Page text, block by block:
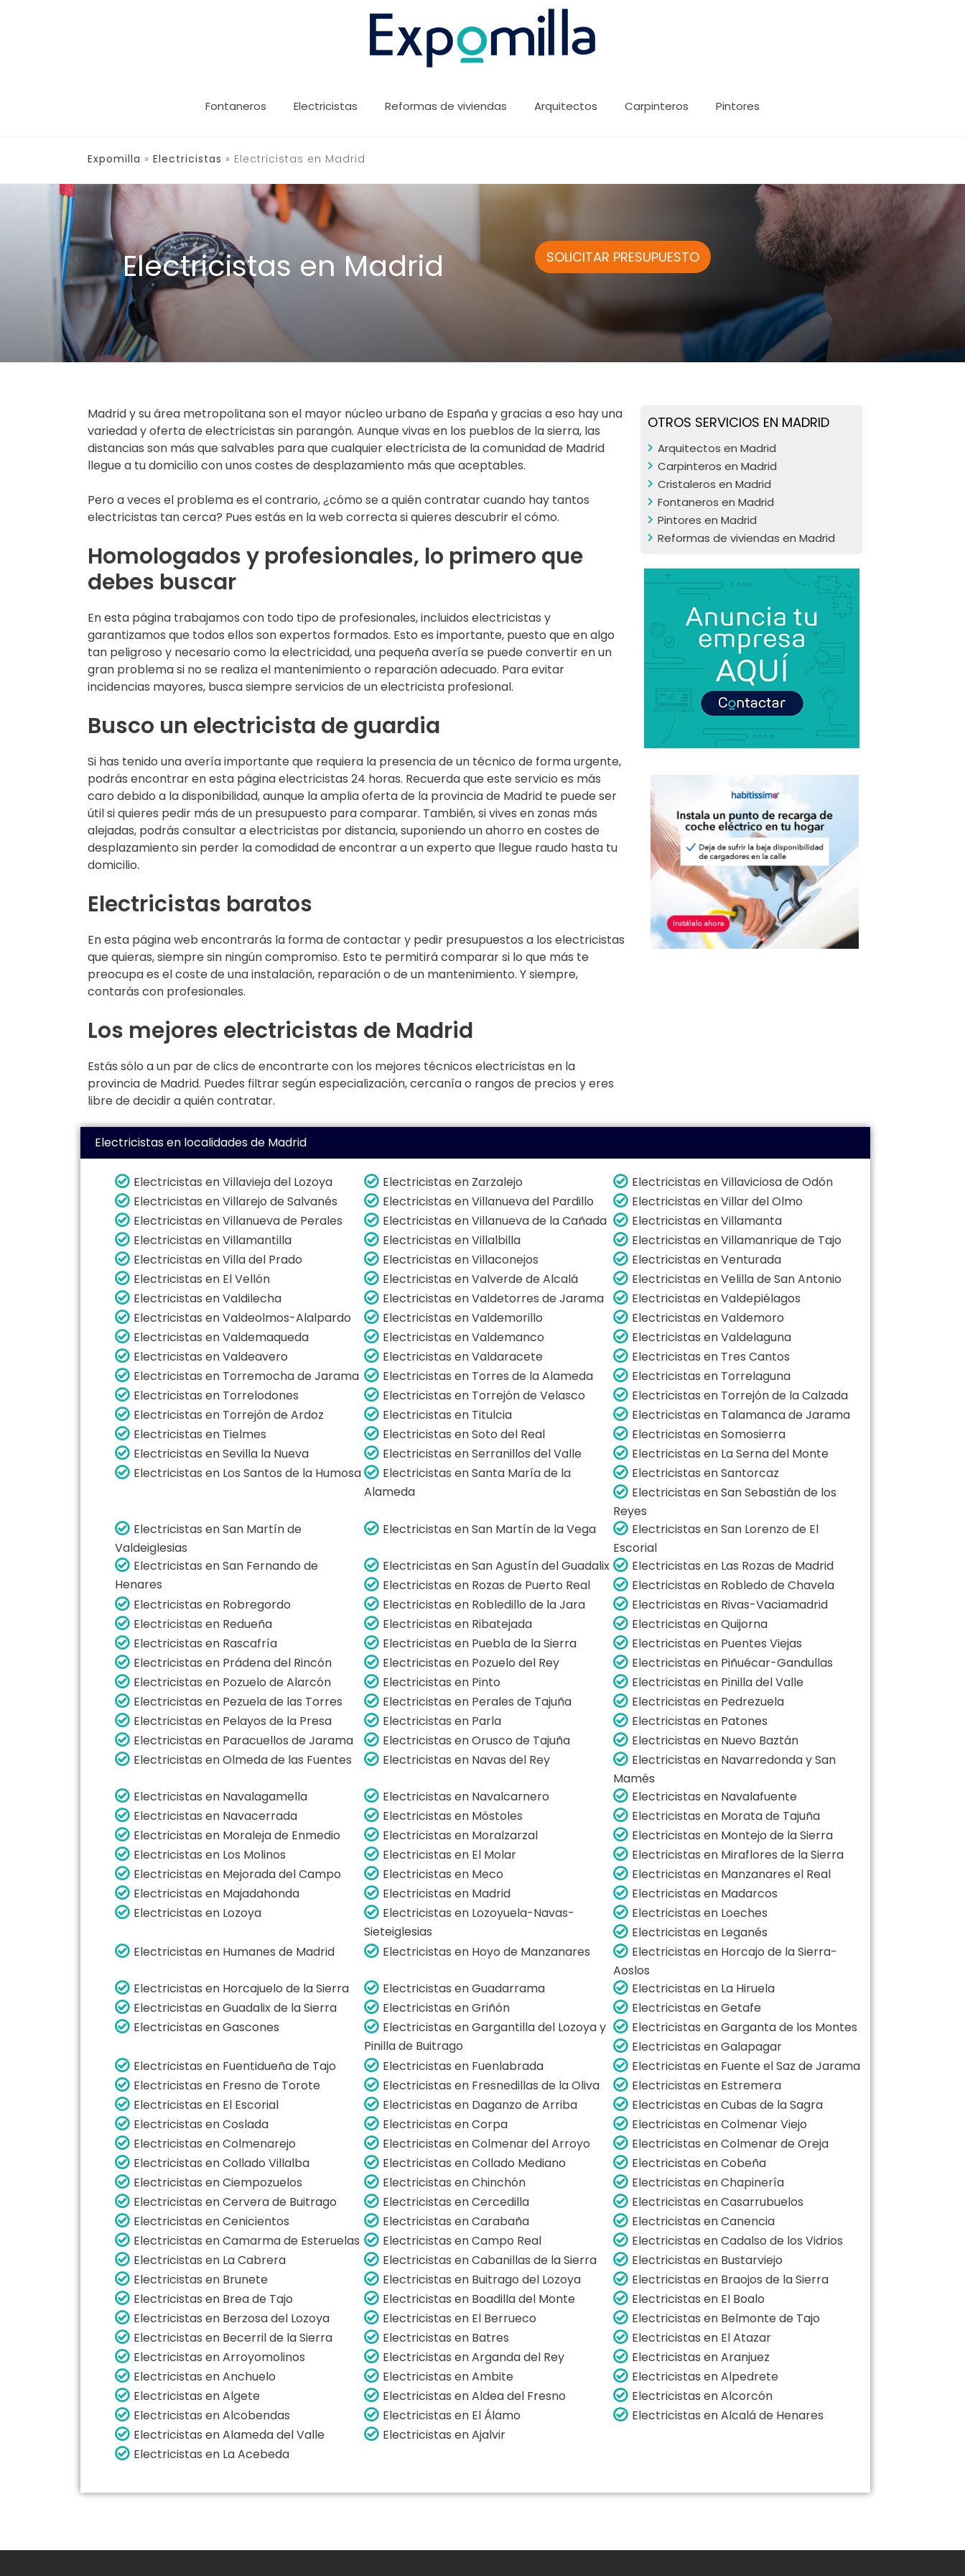
Fontaneros Electricistas Reformas de viviendas Arquitectos Carpinteros Pintores
Expomilla » Electricistas » Electricistas en Madrid
Electricistas en Madrid SOLICITAR PRESUPUESTO
Madrid y su área metropolitana son el mayor núcleo urbano de España y gracias a eso hay una
variedad y oferta de electricistas sin parangón. Aunque vivas en los pueblos de la sierra, las
distancias son más que salvables para que cualquier electricista de la comunidad de Madrid
llegue a tu domicilio con unos costes de desplazamiento más que aceptables.
Pero a veces el problema es el contrario, ¿cómo se a quién contratar cuando hay tantos
electricistas tan cerca? Pues estás en la web correcta si quieres descubrir el cómo.
Homologados y profesionales, lo primero que
debes buscar
En esta página trabajamos con todo tipo de profesionales, incluidos electricistas y
garantizamos que todos ellos son expertos formados. Esto es importante, puesto que en algo
tan peligroso y necesario como la electricidad, una pequeña avería se puede convertir en un
gran problema si no se realiza el mantenimiento o reparación adecuado. Para evitar
incidencias mayores, busca siempre servicios de un electricista profesional.
Busco un electricista de guardia
Si has tenido una avería importante que requiera la presencia de un técnico de forma urgente,
podrás encontrar en esta página electricistas 24 horas. Recuerda que este servicio es más
caro debido a la disponibilidad, aunque la amplia oferta de la provincia de Madrid te puede ser
útil si quieres pedir más de un presupuesto para comparar. También, si vives en zonas más
alejadas, podrás consultar a electricistas por distancia, suponiendo un ahorro en costes de
desplazamiento sin perder la comodidad de encontrar a un experto que llegue raudo hasta tu
domicilio.
Electricistas baratos
En esta página web encontrarás la forma de contactar y pedir presupuestos a los electricistas
que quieras, siempre sin ningún compromiso. Esto te permitirá comparar si lo que más te
preocupa es el coste de una instalación, reparación o de un mantenimiento. Y siempre,
contarás con profesionales.
Los mejores electricistas de Madrid
Estás sólo a un par de clics de encontrarte con los mejores técnicos electricistas en la
provincia de Madrid. Puedes filtrar según especialización, cercanía o rangos de precios y eres
libre de decidir a quién contratar.
OTROS SERVICIOS EN MADRID
Arquitectos en Madrid
Carpinteros en Madrid
Cristaleros en Madrid
Fontaneros en Madrid
Pintores en Madrid
Reformas de viviendas en Madrid
Electricistas en localidades de Madrid
Electricistas en Villavieja del Lozoya Electricistas en Zarzalejo
Electricistas en Villaviciosa de Odón
Electricistas en Villarejo de Salvanés
Electricistas en Villanueva del Pardillo
Electricistas en Villar del Olmo
Electricistas en Villanueva de Perales
Electricistas en Villanueva de la Cañada
Electricistas en Villamanta
Electricistas en Villamantilla
Electricistas en Villalbilla
Electricistas en Villamanrique de Tajo
Electricistas en Villa del Prado
Electricistas en Villaconejos
Electricistas en Venturada
Electricistas en El Vellón
Electricistas en Valverde de Alcalá
Electricistas en Velilla de San Antonio
Electricistas en Valdilecha
Electricistas en Valdetorres de Jarama
Electricistas en Valdepiélagos
Electricistas en Valdeolmos-Alalpardo
Electricistas en Valdemorillo
Electricistas en Valdemoro
Electricistas en Valdemaqueda
Electricistas en Valdemanco
Electricistas en Valdelaguna
Electricistas en Valdeavero
Electricistas en Valdaracete
Electricistas en Tres Cantos
Electricistas en Torremocha de Jarama
Electricistas en Torres de la Alameda
Electricistas en Torrelaguna
Electricistas en Torrelodones
Electricistas en Torrejón de Velasco
Electricistas en Torrejón de la Calzada
Electricistas en Torrejón de Ardoz
Electricistas en Titulcia
Electricistas en Talamanca de Jarama
Electricistas en Tielmes
Electricistas en Soto del Real
Electricistas en Somosierra
Electricistas en Sevilla la Nueva
Electricistas en Serranillos del Valle
Electricistas en La Serna del Monte
Electricistas en Los Santos de la Humosa
Electricistas en Santa María de la
Alameda
Electricistas en Santorcaz
Electricistas en San Sebastián de los
Reyes
Electricistas en San Martín de
Valdeiglesias
Electricistas en San Martín de la Vega
Electricistas en San Lorenzo de El
Escorial
Electricistas en San Fernando de
Henares
Electricistas en San Agustín del Guadalix
Electricistas en Las Rozas de Madrid
Electricistas en Rozas de Puerto Real
Electricistas en Robledo de Chavela
Electricistas en Robregordo
Electricistas en Robledillo de la Jara
Electricistas en Rivas-Vaciamadrid
Electricistas en Redueña
Electricistas en Ribatejada
Electricistas en Quijorna
Electricistas en Rascafría
Electricistas en Puebla de la Sierra
Electricistas en Puentes Viejas
Electricistas en Prádena del Rincón
Electricistas en Pozuelo del Rey
Electricistas en Piñuécar-Gandullas
Electricistas en Pozuelo de Alarcón
Electricistas en Pinto
Electricistas en Pinilla del Valle
Electricistas en Pezuela de las Torres
Electricistas en Perales de Tajuña
Electricistas en Pedrezuela
Electricistas en Pelayos de la Presa
Electricistas en Parla
Electricistas en Patones
Electricistas en Paracuellos de Jarama
Electricistas en Orusco de Tajuña
Electricistas en Nuevo Baztán
Electricistas en Olmeda de las Fuentes
Electricistas en Navas del Rey
Electricistas en Navarredonda y San
Mamés
Electricistas en Navalagamella
Electricistas en Navalcarnero
Electricistas en Navalafuente
Electricistas en Navacerrada
Electricistas en Móstoles
Electricistas en Morata de Tajuña
Electricistas en Moraleja de Enmedio
Electricistas en Moralzarzal
Electricistas en Montejo de la Sierra
Electricistas en Los Molinos
Electricistas en El Molar
Electricistas en Miraflores de la Sierra
Electricistas en Mejorada del Campo
Electricistas en Meco
Electricistas en Manzanares el Real
Electricistas en Majadahonda
Electricistas en Madrid
Electricistas en Madarcos
Electricistas en Lozoya
Electricistas en Lozoyuela-Navas-
Sieteiglesias
Electricistas en Loeches
Electricistas en Leganés
Electricistas en Humanes de Madrid
Electricistas en Hoyo de Manzanares
Electricistas en Horcajo de la Sierra-
Aoslos
Electricistas en Horcajuelo de la Sierra
Electricistas en Guadarrama
Electricistas en La Hiruela
Electricistas en Guadalix de la Sierra
Electricistas en Griñón
Electricistas en Getafe
Electricistas en Gascones
Electricistas en Gargantilla del Lozoya y
Pinilla de Buitrago
Electricistas en Garganta de los Montes
Electricistas en Galapagar
Electricistas en Fuentidueña de Tajo
Electricistas en Fuenlabrada
Electricistas en Fuente el Saz de Jarama
Electricistas en Fresno de Torote
Electricistas en Fresnedillas de la Oliva
Electricistas en Estremera
Electricistas en El Escorial
Electricistas en Daganzo de Arriba
Electricistas en Cubas de la Sagra
Electricistas en Coslada
Electricistas en Corpa
Electricistas en Colmenar Viejo
Electricistas en Colmenarejo
Electricistas en Colmenar del Arroyo
Electricistas en Colmenar de Oreja
Electricistas en Collado Villalba
Electricistas en Collado Mediano
Electricistas en Cobeña
Electricistas en Ciempozuelos
Electricistas en Chinchón
Electricistas en Chapinería
Electricistas en Cervera de Buitrago
Electricistas en Cercedilla
Electricistas en Casarrubuelos
Electricistas en Cenicientos
Electricistas en Carabaña
Electricistas en Canencia
Electricistas en Camarma de Esteruelas
Electricistas en Campo Real
Electricistas en Cadalso de los Vidrios
Electricistas en La Cabrera
Electricistas en Cabanillas de la Sierra
Electricistas en Bustarviejo
Electricistas en Brunete
Electricistas en Buitrago del Lozoya
Electricistas en Braojos de la Sierra
Electricistas en Brea de Tajo
Electricistas en Boadilla del Monte
Electricistas en El Boalo
Electricistas en Berzosa del Lozoya
Electricistas en El Berrueco
Electricistas en Belmonte de Tajo
Electricistas en Becerril de la Sierra
Electricistas en Batres
Electricistas en El Atazar
Electricistas en Arroyomolinos
Electricistas en Arganda del Rey
Electricistas en Aranjuez
Electricistas en Anchuelo
Electricistas en Ambite
Electricistas en Alpedrete
Electricistas en Algete
Electricistas en Aldea del Fresno
Electricistas en Alcorcón
Electricistas en Alcobendas
Electricistas en El Álamo
Electricistas en Alcalá de Henares
Electricistas en Alameda del Valle
Electricistas en Ajalvir
Electricistas en La Acebeda